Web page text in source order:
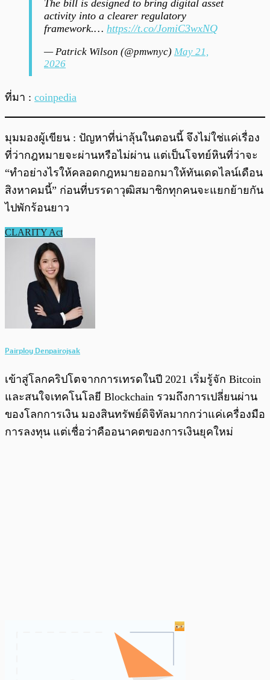
The bill is designed to bring digital asset
activity into a clearer regulatory
framework.… https://t.co/JomiC3wxNQ
— Patrick Wilson (@pmwnyc) May 21,
2026
ที่มา : coinpedia
มุมมองผู้เขียน : ปัญหาที่น่าลุ้นในตอนนี้ จึงไม่ใช่แค่เรื่อง
ที่ว่ากฎหมายจะผ่านหรือไม่ผ่าน แต่เป็นโจทย์หินที่ว่าจะ
“ทำอย่างไรให้คลอดกฎหมายออกมาให้ทันเดดไลน์เดือน
สิงหาคมนี้” ก่อนที่บรรดาวุฒิสมาชิกทุกคนจะแยกย้ายกัน
ไปพักร้อนยาว
CLARITY Act
Pairploy Denpairojsak
เข้าสู่โลกคริปโตจากการเทรดในปี 2021 เริ่มรู้จัก Bitcoin
และสนใจเทคโนโลยี Blockchain รวมถึงการเปลี่ยนผ่าน
ของโลกการเงิน มองสินทรัพย์ดิจิทัลมากกว่าแค่เครื่องมือ
การลงทุน แต่เชื่อว่าคืออนาคตของการเงินยุคใหม่